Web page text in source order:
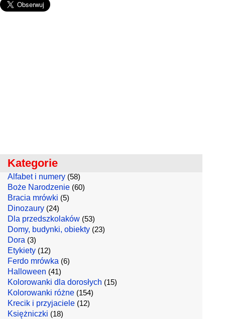
Kategorie
Alfabet i numery (58)
Boże Narodzenie (60)
Bracia mrówki (5)
Dinozaury (24)
Dla przedszkolaków (53)
Domy, budynki, obiekty (23)
Dora (3)
Etykiety (12)
Ferdo mrówka (6)
Halloween (41)
Kolorowanki dla dorosłych (15)
Kolorowanki różne (154)
Krecik i przyjaciele (12)
Księżniczki (18)